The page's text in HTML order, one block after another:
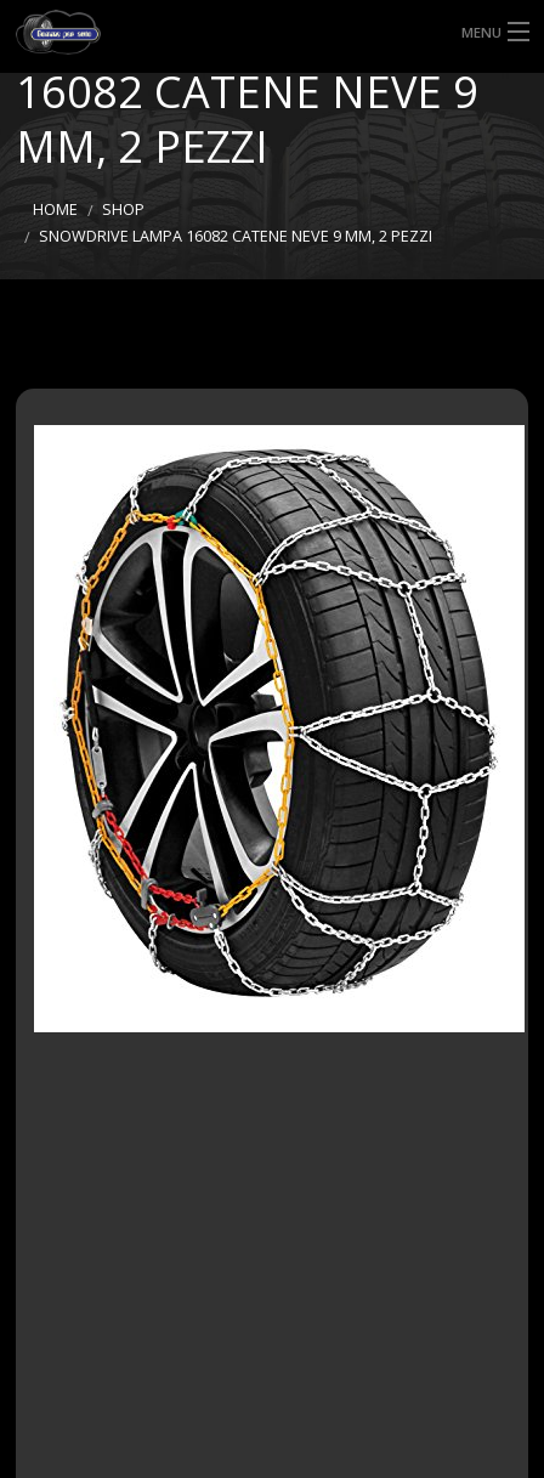
MENU
HOME
TIPI DI GOMME
MISURE GOMME
SNOWDRIVE LAMPA
16082 CATENE NEVE 9
MM, 2 PEZZI
HOME
SHOP
SNOWDRIVE LAMPA 16082 CATENE NEVE 9 MM, 2 PEZZI